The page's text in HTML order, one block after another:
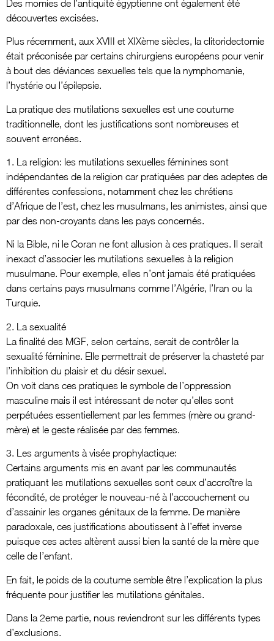
Des momies de l’antiquité égyptienne ont également été
découvertes excisées.
Plus récemment, aux XVIII et XIXème siècles, la clitoridectomie
était préconisée par certains chirurgiens européens pour venir
à bout des déviances sexuelles tels que la nymphomanie,
l’hystérie ou l’épilepsie.
La pratique des mutilations sexuelles est une coutume
traditionnelle, dont les justifications sont nombreuses et
souvent erronées.
1. La religion: les mutilations sexuelles féminines sont
indépendantes de la religion car pratiquées par des adeptes de
différentes confessions, notamment chez les chrétiens
d’Afrique de l’est, chez les musulmans, les animistes, ainsi que
par des non-croyants dans les pays concernés.
Ni la Bible, ni le Coran ne font allusion à ces pratiques. Il serait
inexact d’associer les mutilations sexuelles à la religion
musulmane. Pour exemple, elles n’ont jamais été pratiquées
dans certains pays musulmans comme l’Algérie, l’Iran ou la
Turquie.
2. La sexualité
La finalité des MGF, selon certains, serait de contrôler la
sexualité féminine. Elle permettrait de préserver la chasteté par
l’inhibition du plaisir et du désir sexuel.
On voit dans ces pratiques le symbole de l’oppression
masculine mais il est intéressant de noter qu’elles sont
perpétuées essentiellement par les femmes (mère ou grand-
mère) et le geste réalisée par des femmes.
3. Les arguments à visée prophylactique:
Certains arguments mis en avant par les communautés
pratiquant les mutilations sexuelles sont ceux d’accroître la
fécondité, de protéger le nouveau-né à l’accouchement ou
d’assainir les organes génitaux de la femme. De manière
paradoxale, ces justifications aboutissent à l’effet inverse
puisque ces actes altèrent aussi bien la santé de la mère que
celle de l’enfant.
En fait, le poids de la coutume semble être l’explication la plus
fréquente pour justifier les mutilations génitales.
Dans la 2eme partie, nous reviendront sur les différents types
d’exclusions.